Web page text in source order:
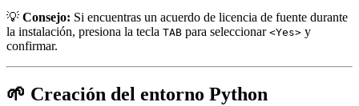
💡 Consejo: Si encuentras un acuerdo de licencia de fuente durante
la instalación, presiona la tecla TAB para seleccionar <Yes> y
confirmar.
🌱 Creación del entorno Python